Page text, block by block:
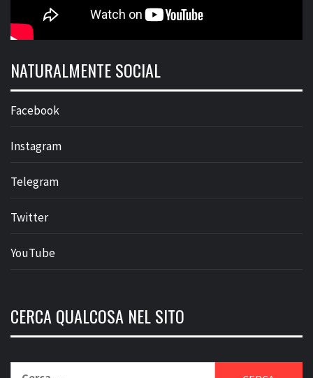
NATURALMENTE SOCIAL
Facebook
Instagram
Telegram
Twitter
YouTube
CERCA QUALCOSA NEL SITO